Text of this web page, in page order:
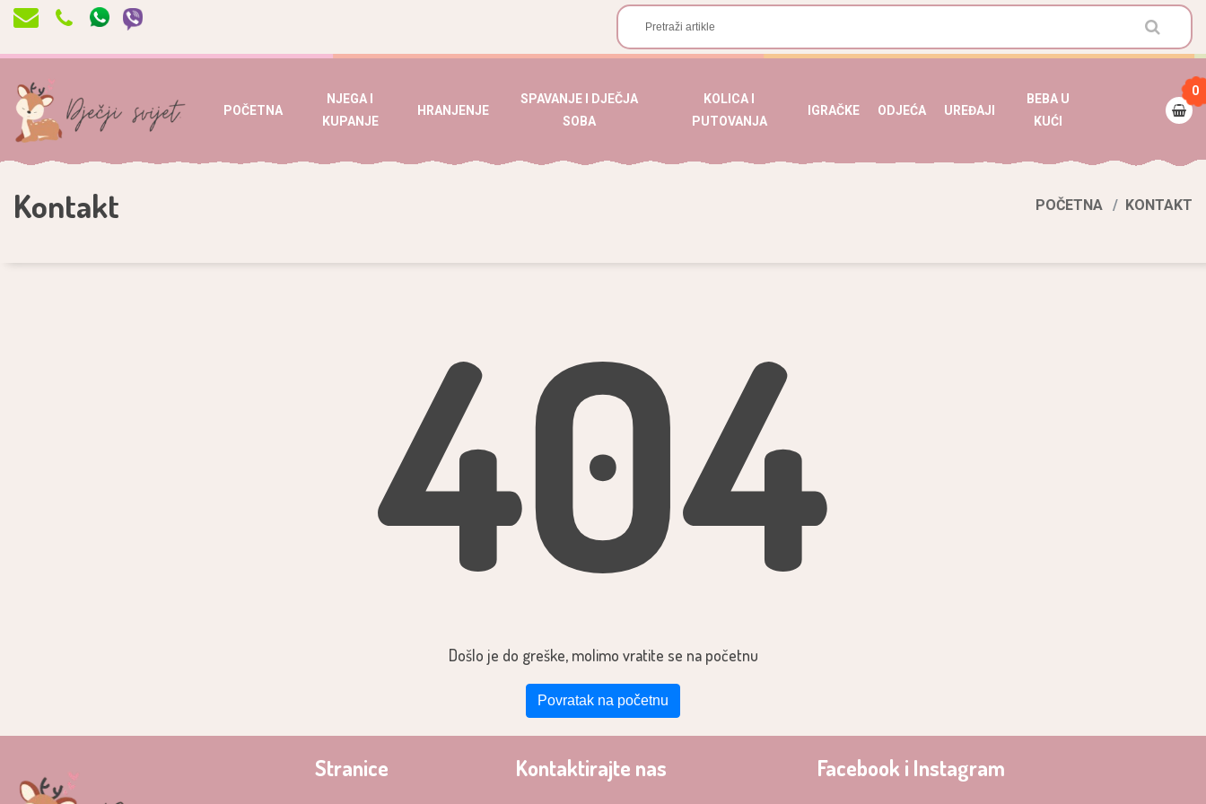
POČETNA
NJEGA I
KUPANJE
HRANJENJE
SPAVANJE I DJEČJA
SOBA
KOLICA I
PUTOVANJA
IGRAČKE ODJEĆA UREĐAJI
BEBA U
KUĆI
0
Kontakt POČETNA KONTAKT
404
Došlo je do greške, molimo vratite se na početnu
Povratak na početnu
Stranice Kontaktirajte nas Facebook i Instagram